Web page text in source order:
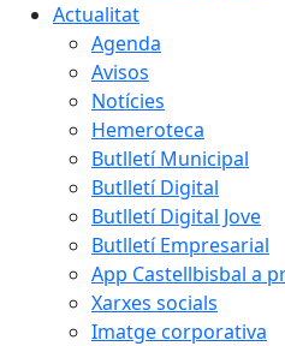
Actualitat
Agenda
Avisos
Notícies
Hemeroteca
Butlletí Municipal
Butlletí Digital
Butlletí Digital Jove
Butlletí Empresarial
App Castellbisbal a
Xarxes socials
Imatge corporativa